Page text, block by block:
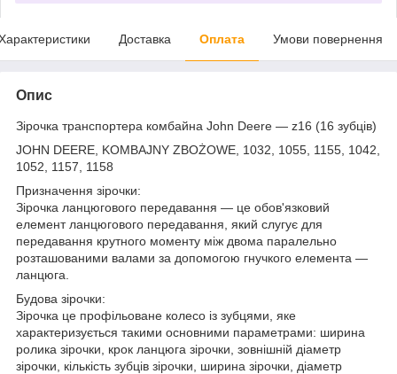
Доставка Оплата Умови повернення
Опис
Зірочка транспортера комбайна John Deere — z16 (16 зубців)
JOHN DEERE, KOMBAJNY ZBOŻOWE, 1032, 1055, 1155, 1042,
1052, 1157, 1158
Призначення зірочки:
Зірочка ланцюгового передавання — це обов'язковий
елемент ланцюгового передавання, який слугує для
передавання крутного моменту між двома паралельно
розташованими валами за допомогою гнучкого елемента —
ланцюга.
Будова зірочки:
Зірочка це профільоване колесо із зубцями, яке
характеризується такими основними параметрами: ширина
ролика зірочки, крок ланцюга зірочки, зовнішній діаметр
зірочки, кількість зубців зірочки, ширина зірочки, діаметр